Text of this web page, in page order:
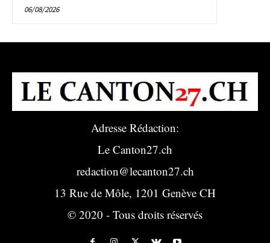
06/08/2026
Adresse Rédaction:
Le Canton27.ch
redaction@lecanton27.ch
13 Rue de Môle, 1201 Genève CH
© 2020 - Tous droits réservés